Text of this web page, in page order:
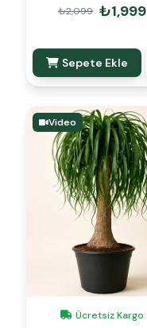
₺2,099 ₺1,999
Sepete Ekle
Video
Ücretsiz Kargo